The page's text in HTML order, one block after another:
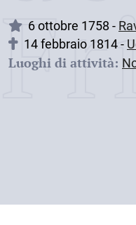
6 ottobre 1758 -
14 febbraio 1814 -
Luoghi di attività: